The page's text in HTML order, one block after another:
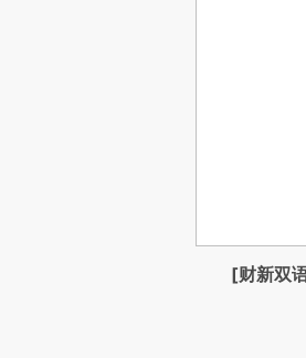
[财新双